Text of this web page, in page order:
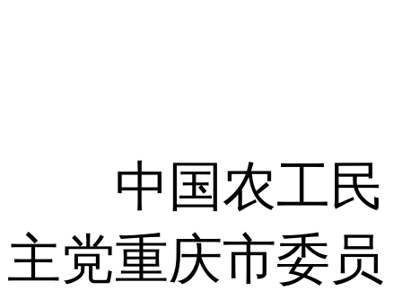
中国农工民
主党重庆市委员